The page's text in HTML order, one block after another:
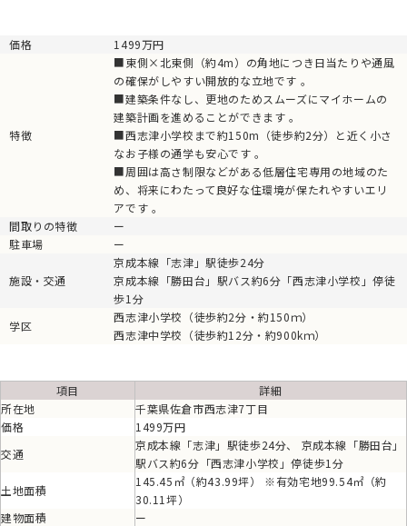
価格 1499万円
特徴
■東側×北東側（約4m）の角地につき日当たりや通風
の確保がしやすい開放的な立地です 。
■建築条件なし、更地のためスムーズにマイホームの
建築計画を進めることができます 。
■西志津小学校まで約150m（徒歩約2分）と近く小さ
なお子様の通学も安心です 。
■周囲は高さ制限などがある低層住宅専用の地域のた
め、将来にわたって良好な住環境が保たれやすいエリ
アです 。
間取りの特徴
ー
駐車場
ー
施設・交通
京成本線「志津」駅徒歩24分
京成本線「勝田台」駅バス約6分「西志津小学校」停徒
歩1分
学区
西志津小学校（徒歩約2分・約150ｍ）
西志津中学校（徒歩約12分・約900kｍ）
項目
詳細
所在地
千葉県佐倉市西志津7丁目
価格
1499万円
交通
京成本線「志津」駅徒歩24分、 京成本線「勝田台」
駅バス約6分「西志津小学校」停徒歩1分
土地面積
145.45㎡（約43.99坪） ※有効宅地99.54㎡（約
30.11坪）
建物面積
ー